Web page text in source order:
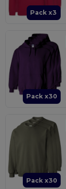
Pack x3
Pack x30
Pack x30